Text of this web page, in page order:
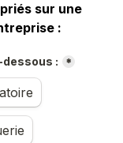
sur une
:
: *